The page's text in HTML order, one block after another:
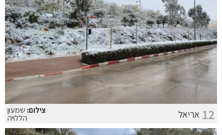
12 אריאל צילום: שמעון
הללויה